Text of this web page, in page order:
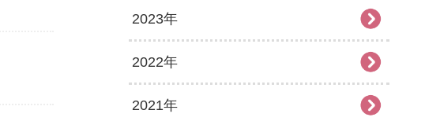
2026年5月
2026年4月
2026年3月
2025年11月
2025年10月
2025年9月
2024年12月
2024年11月
2024年10月
2023年
2023年12月
2023年11月
2022年
2022年12月
2021年